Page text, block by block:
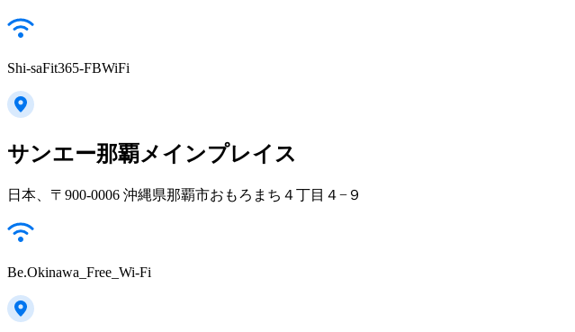
Shi-saFit365-FBWiFi
サンエー那覇メインプレイス
日本、〒900-0006 沖縄県那覇市おもろまち４丁目４−９
Be.Okinawa_Free_Wi-Fi